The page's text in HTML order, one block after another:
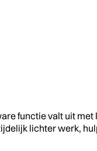
functie valt uit
lichter werk,